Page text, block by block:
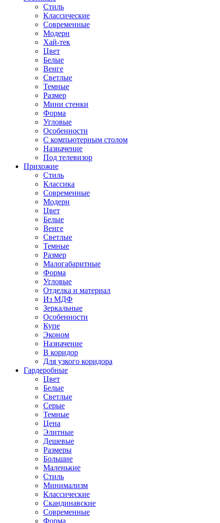
Стиль
Классические
Современные
Модерн
Хай-тек
Цвет
Белые
Венге
Светлые
Темные
Размер
Мини стенки
Форма
Угловые
Особенности
С компьютерным столом
Назначение
Под телевизор
Прихожие
Стиль
Классика
Современные
Модерн
Цвет
Белые
Венге
Светлые
Темные
Размер
Малогабаритные
Форма
Угловые
Отделка и материал
Из МДФ
Зеркальные
Особенности
Купе
Эконом
Назначение
В коридор
Для узкого коридора
Гардеробные
Цвет
Белые
Светлые
Серые
Темные
Цена
Элитные
Дешевые
Размеры
Большие
Маленькие
Стиль
Минимализм
Классические
Скандинавские
Современные
Форма